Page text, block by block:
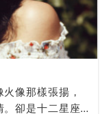
像那樣張揚，
卻是十二星座